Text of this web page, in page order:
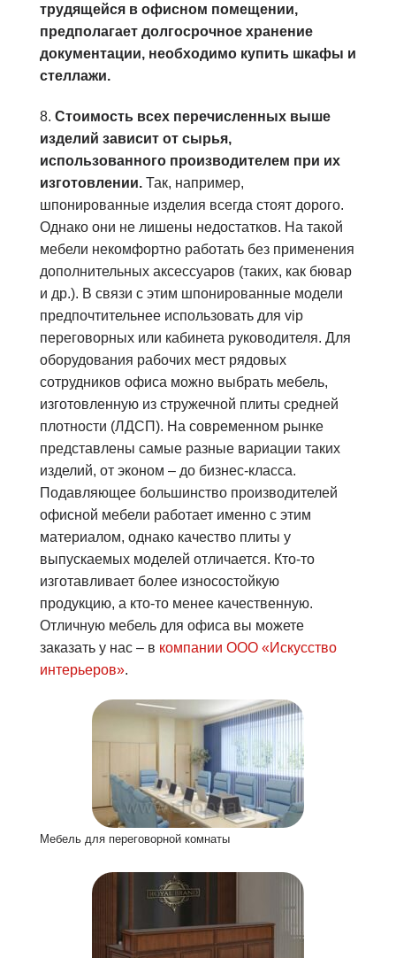
трудящейся в офисном помещении,
предполагает долгосрочное хранение
документации, необходимо купить шкафы и
стеллажи.
8. Стоимость всех перечисленных выше
изделий зависит от сырья,
использованного производителем при их
изготовлении. Так, например,
шпонированные изделия всегда стоят дорого.
Однако они не лишены недостатков. На такой
мебели некомфортно работать без применения
дополнительных аксессуаров (таких, как бювар
и др.). В связи с этим шпонированные модели
предпочтительнее использовать для vip
переговорных или кабинета руководителя. Для
оборудования рабочих мест рядовых
сотрудников офиса можно выбрать мебель,
изготовленную из стружечной плиты средней
плотности (ЛДСП). На современном рынке
представлены самые разные вариации таких
изделий, от эконом – до бизнес-класса.
Подавляющее большинство производителей
офисной мебели работает именно с этим
материалом, однако качество плиты у
выпускаемых моделей отличается. Кто-то
изготавливает более износостойкую
продукцию, а кто-то менее качественную.
Отличную мебель для офиса вы можете
заказать у нас – в компании ООО «Искусство
интерьеров».
Мебель для переговорной комнаты